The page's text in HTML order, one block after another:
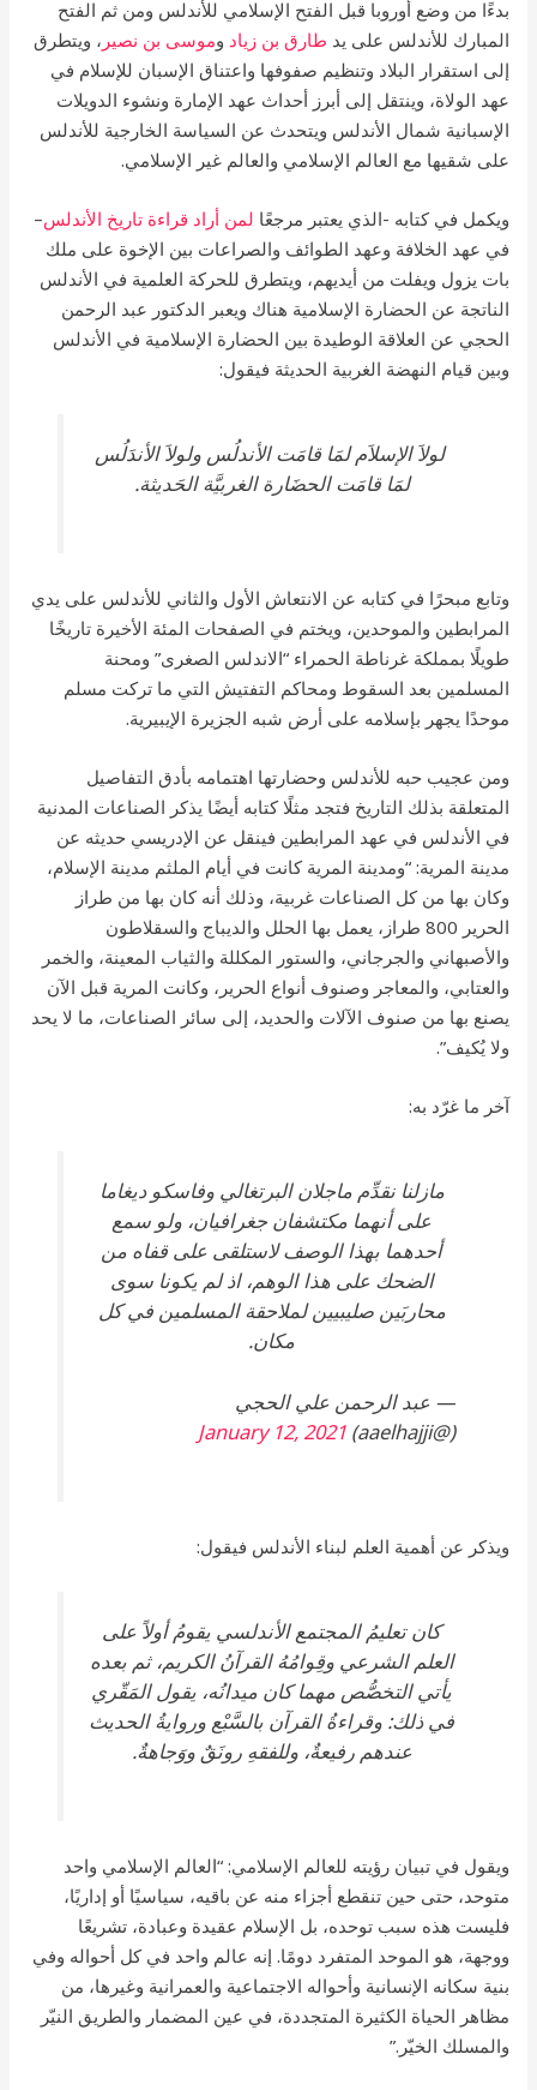
بدءًا من وضع أوروبا قبل الفتح الإسلامي للأندلس ومن ثم الفتح
المبارك للأندلس على يد طارق بن زياد وموسى بن نصير ، ويتطرق
إلى استقرار البلاد وتنظيم صفوفها واعتناق الإسبان للإسلام في
عهد الولاة، وينتقل إلى أبرز أحداث عهد الإمارة ونشوء الدويلات
الإسبانية شمال الأندلس ويتحدث عن السياسة الخارجية للأندلس
على شقيها مع العالم الإسلامي والعالم غير الإسلامي.
ويكمل في كتابه -الذي يعتبر مرجعًا لمن أراد قراءة تاريخ الأندلس–
في عهد الخلافة وعهد الطوائف والصراعات بين الإخوة على ملك
بات يزول ويفلت من أيديهم، ويتطرق للحركة العلمية في الأندلس
الناتجة عن الحضارة الإسلامية هناك ويعبر الدكتور عبد الرحمن
الحجي عن العلاقة الوطيدة بين الحضارة الإسلامية في الأندلس
وبين قيام النهضة الغربية الحديثة فيقول:
لولاَ الإسلاَم لمَا قامَت الأندلُس ولولاَ الأندَلُس
لمَا قامَت الحضَارة الغربيَّة الحَديثة.
وتابع مبحرًا في كتابه عن الانتعاش الأول والثاني للأندلس على يدي
المرابطين والموحدين، ويختم في الصفحات المئة الأخيرة تاريخًا
طويلًا بمملكة غرناطة الحمراء “الاندلس الصغرى” ومحنة
المسلمين بعد السقوط ومحاكم التفتيش التي ما تركت مسلم
موحدًا يجهر بإسلامه على أرض شبه الجزيرة الإيبيرية.
ومن عجيب حبه للأندلس وحضارتها اهتمامه بأدق التفاصيل
المتعلقة بذلك التاريخ فتجد مثلًا كتابه أيضًا يذكر الصناعات المدنية
في الأندلس في عهد المرابطين فينقل عن الإدريسي حديثه عن
مدينة المرية: “ومدينة المرية كانت في أيام الملثم مدينة الإسلام،
وكان بها من كل الصناعات غربية، وذلك أنه كان بها من طراز
الحرير 800 طراز، يعمل بها الحلل والديباج والسقلاطون
والأصبهاني والجرجاني، والستور المكللة والثياب المعينة، والخمر
والعتابي، والمعاجر وصنوف أنواع الحرير، وكانت المرية قبل الآن
يصنع بها من صنوف الآلات والحديد، إلى سائر الصناعات، ما لا يحد
ولا يُكيف”.
آخر ما غرّد به:
مازلنا نقدِّم ماجلان البرتغالي وفاسكو ديغاما
على أنهما مكتشفان جغرافيان، ولو سمع
أحدهما بهذا الوصف لاستلقى على قفاه من
الضحك على هذا الوهم، اذ لم يكونا سوى
محاربَين صليبيين لملاحقة المسلمين في كل
مكان.
— عبد الرحمن علي الحجي
(@aaelhajji)
January 12, 2021
ويذكر عن أهمية العلم لبناء الأندلس فيقول:
كان تعليمُ المجتمع الأندلسي يقومُ أولاً على
العلم الشرعي وقِوامُهُ القرآنُ الكريم، ثم بعده
يأتي التخصُّص مهما كان ميدانُه، يقول المَقّري
في ذلك: وقراءةُ القرآن بالسَّبْع وروايةُ الحديث
عندهم رفيعةٌ، وللفقهِ رونَقٌ ووَجاهةٌ.
ويقول في تبيان رؤيته للعالم الإسلامي: “العالم الإسلامي واحد
متوحد، حتى حين تنقطع أجزاء منه عن باقيه، سياسيًا أو إداريًا،
فليست هذه سبب توحده، بل الإسلام عقيدة وعبادة، تشريعًا
ووجهة، هو الموحد المتفرد دومًا. إنه عالم واحد في كل أحواله وفي
بنية سكانه الإنسانية وأحواله الاجتماعية والعمرانية وغيرها، من
مظاهر الحياة الكثيرة المتجددة، في عين المضمار والطريق النيّر
والمسلك الخيّر.”